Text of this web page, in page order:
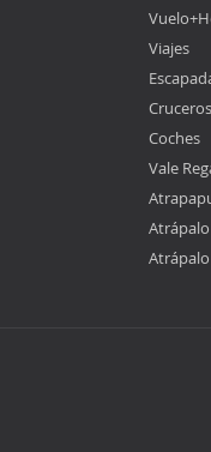
Viajes
Cruceros
Coches
Vale